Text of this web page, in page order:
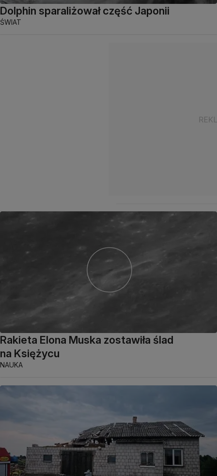
Dolphin sparaliżował część Japonii
ŚWIAT
Rakieta Elona Muska zostawiła ślad
na Księżycu
NAUKA